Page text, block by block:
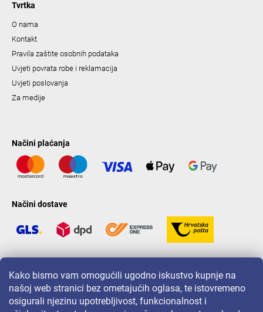
Kako bismo vam omogućili ugodno iskustvo kupnje na
našoj web stranici bez ometajućih oglasa, te istovremeno
osigurali njezinu upotrebljivost, funkcionalnost i
Tvrtka
O nama
Kontakt
Pravila zaštite osobnih podataka
Uvjeti povrata robe i reklamacija
Uvjeti poslovanja
Za medije
Načini plaćanja
Načini dostave